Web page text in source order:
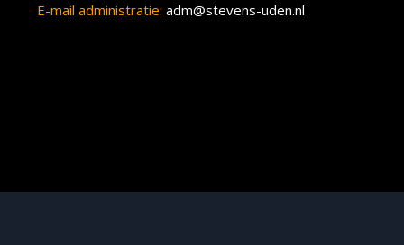
E-mail administratie: adm@stevens-uden.nl